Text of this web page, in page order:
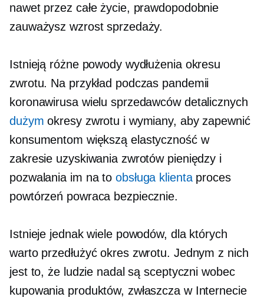
nawet przez całe życie, prawdopodobnie
zauważysz wzrost sprzedaży.
Istnieją różne powody wydłużenia okresu
zwrotu. Na przykład podczas pandemii
koronawirusa wielu sprzedawców detalicznych
dużym okresy zwrotu i wymiany, aby zapewnić
konsumentom większą elastyczność w
zakresie uzyskiwania zwrotów pieniędzy i
pozwalania im na to obsługa klientaproces
powtórzeń powraca bezpiecznie.
Istnieje jednak wiele powodów, dla których
warto przedłużyć okres zwrotu. Jednym z nich
jest to, że ludzie nadal są sceptyczni wobec
kupowania produktów, zwłaszcza w Internecie